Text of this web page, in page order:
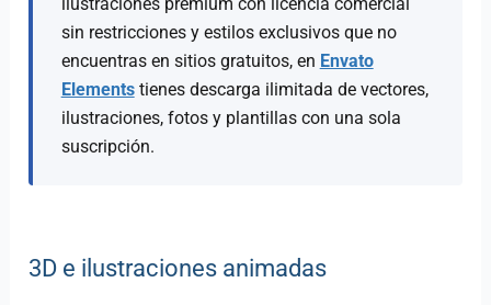
ilustraciones premium con licencia comercial
sin restricciones y estilos exclusivos que no
encuentras en sitios gratuitos, en Envato
Elementstienes descarga ilimitada de vectores,
ilustraciones, fotos y plantillas con una sola
suscripción.
3D e ilustraciones animadas